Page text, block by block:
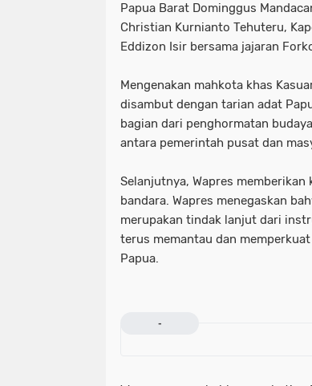
Papua Barat Dominggus
Christian Kurnianto Tehuteru,
Eddizon Isir bersama jajaran
Mengenakan mahkota khas
disambut dengan tarian adat
bagian dari penghormatan
antara pemerintah pusat dan
Selanjutnya, Wapres
bandara. Wapres menegaskan
merupakan tindak lanjut dari
terus memantau dan
Papua.
-